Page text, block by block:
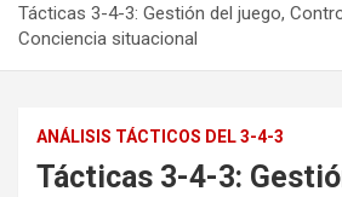
Tácticas 3-4-3: Gestión del juego,
Conciencia situacional
ANÁLISIS TÁCTICOS DEL 3-4-3
Tácticas 3-4-3: